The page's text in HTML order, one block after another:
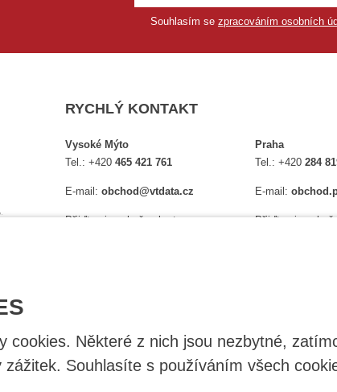
cookies. Některé z nich jsou nezbytné,
Souhlasíte s používáním všech
Souhlasím se zpracováním osobních
RYCHLÝ KONTAKT
Vysoké Mýto
Tel.:+420465 421 761
E-mail:obchod@vtdata.cz
Přijďte si osobně vybrat:
Praha
Tel.:+420284
E-mail:
Přijďte si osobně